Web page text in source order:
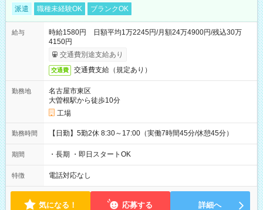
派遣 職種未経験OK ブランクOK
給与
時給1580円 日額平均1万2245円/月額24万4900円/残込30万
4150円
交通費別途支給あり
交通費 交通費支給（規定あり）
勤務地
名古屋市東区
大曽根駅から徒歩10分
工場
勤務時間 【日勤】5勤2休 8:30～17:00（実働7時間45分/休憩45分）
期間 ・長期 ・即日スタートOK
特徴 電話対応なし
気になる！ 応募する 詳細へ